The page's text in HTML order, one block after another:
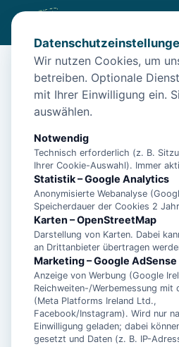
/Unterkünfte /Norden/-
- Ferienhaus See-
Wir nutzen Cookies, um
betreiben. Optionale
mit Ihrer Einwilligung ein.
auswählen.
Notwendig
Technisch erforderlich (z. B.
Ihrer Cookie-Auswahl). Immer
Statistik – Google Analytics
Anonymisierte Webanalyse
Speicherdauer der Cookies 2
Karten – OpenStreetMap
Darstellung von Karten. Dabei
an Drittanbieter übertragen
Marketing – Google AdSense
Anzeige von Werbung (Google
Reichweiten-/Werbemessung mit
(Meta Platforms Ireland Ltd.,
Facebook/Instagram). Wird nur
Einwilligung geladen; dabei
gesetzt und Daten (z. B. IP-